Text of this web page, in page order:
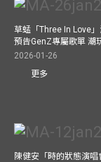
草蜢「Three In Love
預告GenZ專屬歌單 潮
2026-01-26
更多
陳健安「時的狀態演